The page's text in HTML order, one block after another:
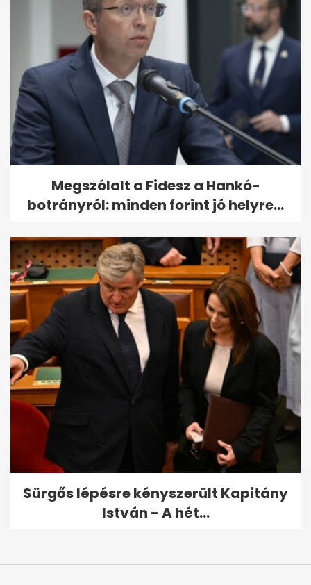
Megszólalt a Fidesz a Hankó-
botrányról: minden forint jó helyre...
Sürgős lépésre kényszerült Kapitány
István - A hét...